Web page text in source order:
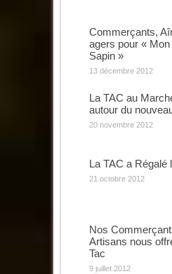
Commerçants,
agers pour « Mon
Sapin »
13 décembre 2012
La TAC au
autour du
20 novembre 2012
La TAC a Régalé
21 octobre 2012
Nos
Artisans nous
Tac
9 juillet 2012